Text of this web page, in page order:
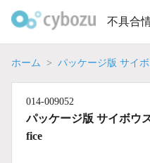
不具合
ホーム パッケージ版 サイ
014-009052
パッケージ版 サイボウ
fice